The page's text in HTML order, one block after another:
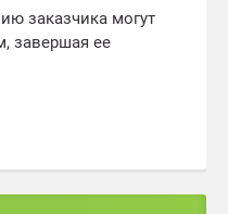
заказчика могут
завершая ее